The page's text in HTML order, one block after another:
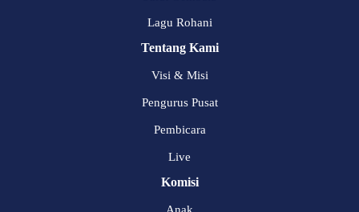
Lagu Rohani
Tentang Kami
Visi & Misi
Pengurus Pusat
Pembicara
Live
Komisi